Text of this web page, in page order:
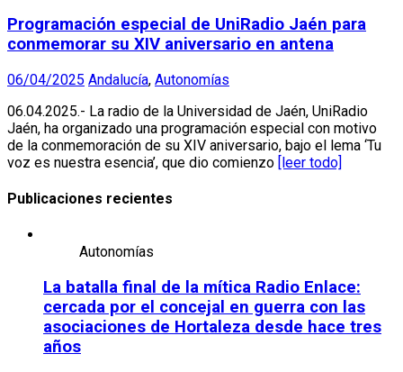
Programación especial de UniRadio Jaén para
conmemorar su XIV aniversario en antena
06/04/2025 Andalucía, Autonomías
06.04.2025.- La radio de la Universidad de Jaén, UniRadio
Jaén, ha organizado una programación especial con motivo
de la conmemoración de su XIV aniversario, bajo el lema ‘Tu
voz es nuestra esencia’, que dio comienzo [leer todo]
Publicaciones recientes
Autonomías
La batalla final de la mítica Radio Enlace:
cercada por el concejal en guerra con las
asociaciones de Hortaleza desde hace tres
años